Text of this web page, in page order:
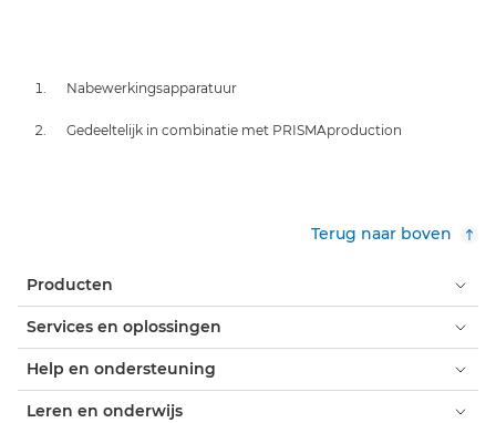
Nabewerkingsapparatuur
Gedeeltelijk in combinatie met PRISMAproduction
Terug naar boven
Producten
Services en oplossingen
Help en ondersteuning
Leren en onderwijs